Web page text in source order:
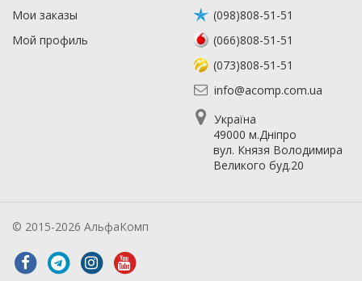
Мои заказы
Мой профиль
(098)808-51-51
(066)808-51-51
(073)808-51-51
info@acomp.com.ua
Україна
49000 м.Дніпро
вул. Князя Володимира
Великого буд.20
© 2015-2026 АльфаКомп